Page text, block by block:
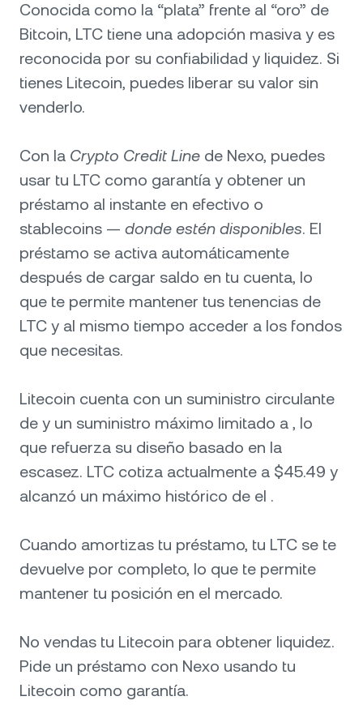
Conocida como la “plata” frente al “oro” de
Bitcoin, LTC tiene una adopción masiva y es
reconocida por su confiabilidad y liquidez. Si
tienes Litecoin, puedes liberar su valor sin
venderlo.
Con la Crypto Credit Line de Nexo, puedes
usar tu LTC como garantía y obtener un
préstamo al instante en efectivo o
stablecoins — donde estén disponibles. El
préstamo se activa automáticamente
después de cargar saldo en tu cuenta, lo
que te permite mantener tus tenencias de
LTC y al mismo tiempo acceder a los fondos
que necesitas.
Litecoin cuenta con un suministro circulante
de y un suministro máximo limitado a , lo
que refuerza su diseño basado en la
escasez. LTC cotiza actualmente a $45.49 y
alcanzó un máximo histórico de el .
Cuando amortizas tu préstamo, tu LTC se te
devuelve por completo, lo que te permite
mantener tu posición en el mercado.
No vendas tu Litecoin para obtener liquidez.
Pide un préstamo con Nexo usando tu
Litecoin como garantía.